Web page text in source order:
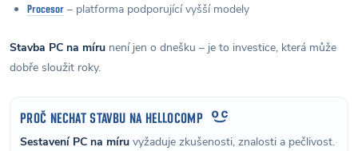
Procesor – platforma podporující vyšší modely
Stavba PC na míru není jen o dnešku – je to investice, která může
dobře sloužit roky.
PROČ NECHAT STAVBU NA HELLOCOMP
Sestavení PC na míru vyžaduje zkušenosti, znalosti a pečlivost.